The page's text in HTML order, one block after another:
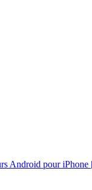
Android pour iPhone